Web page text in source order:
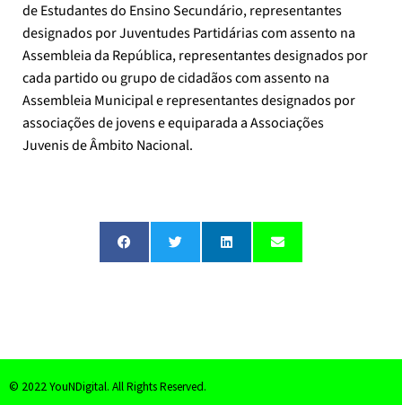
de Estudantes do Ensino Secundário, representantes
designados por Juventudes Partidárias com assento na
Assembleia da República, representantes designados por
cada partido ou grupo de cidadãos com assento na
Assembleia Municipal e representantes designados por
associações de jovens e equiparada a Associações
Juvenis de Âmbito Nacional.
© 2022 YouNDigital. All Rights Reserved.